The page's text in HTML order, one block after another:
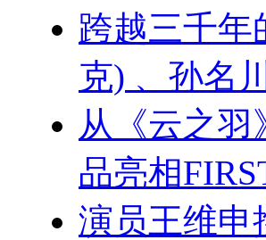
跨越三千年
克) 、孙名
从《云之
品亮相
演员王维申